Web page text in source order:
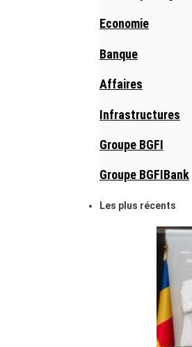
Economie
Banque
Affaires
Infrastructures
Groupe BGFI
Groupe BGFIBank
Les plus récents